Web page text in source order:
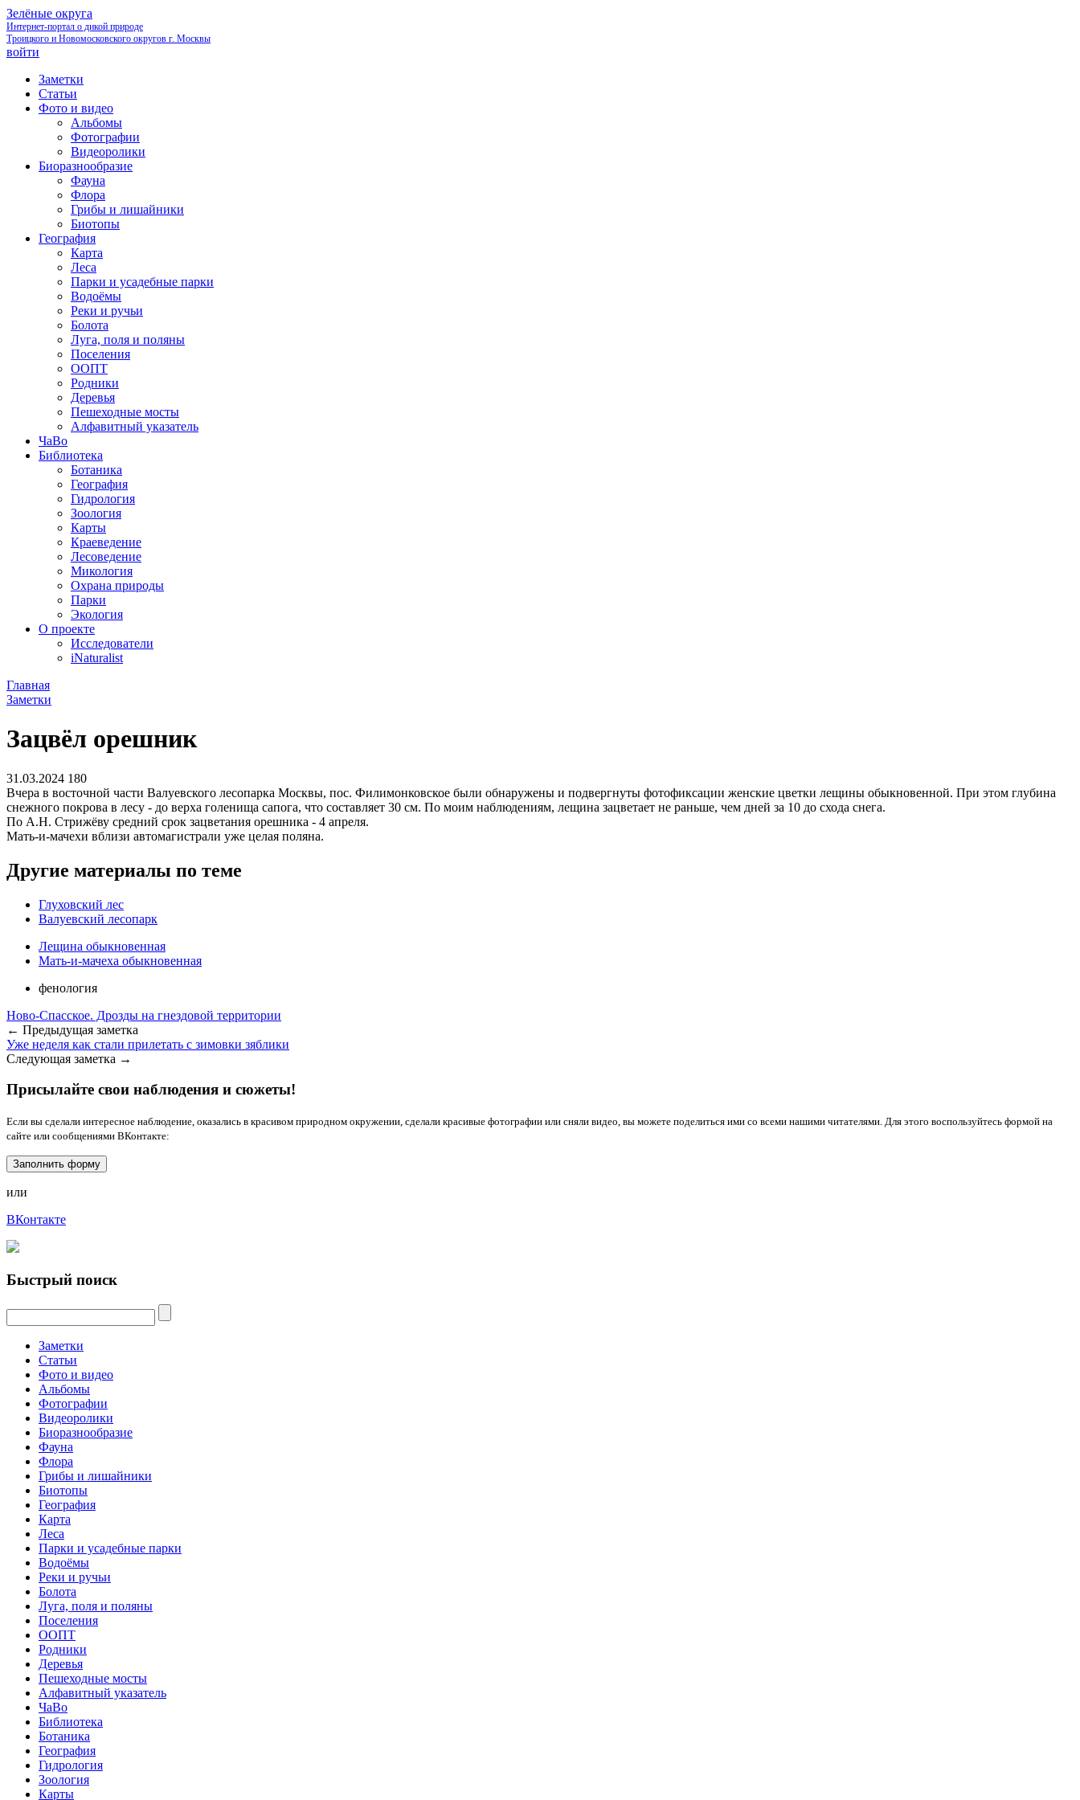
Зелёные округа
Интернет-портал о дикой природе
Троицкого и Новомосковского округов г. Москвы
войти
Заметки
Статьи
Фото и видео
Альбомы
Фотографии
Видеоролики
Биоразнообразие
Фауна
Флора
Грибы и лишайники
Биотопы
География
Карта
Леса
Парки и усадебные парки
Водоёмы
Реки и ручьи
Болота
Луга, поля и поляны
Поселения
ООПТ
Родники
Деревья
Пешеходные мосты
Алфавитный указатель
ЧаВо
Библиотека
Ботаника
География
Гидрология
Зоология
Карты
Краеведение
Лесоведение
Микология
Охрана природы
Парки
Экология
О проекте
Исследователи
iNaturalist
Главная
Заметки
Зацвёл орешник
31.03.2024 180
Вчера в восточной части Валуевского лесопарка Москвы, пос. Филимонковское были обнаружены и подвергнуты фотофиксации женские цветки лещины обыкновенной. При этом глубина
снежного покрова в лесу - до верха голенища сапога, что составляет 30 см. По моим наблюдениям, лещина зацветает не раньше, чем дней за 10 до схода снега.
По А.Н. Стрижёву средний срок зацветания орешника - 4 апреля.
Мать-и-мачехи вблизи автомагистрали уже целая поляна.
Другие материалы по теме
Глуховский лес
Валуевский лесопарк
Лещина обыкновенная
Мать-и-мачеха обыкновенная
фенология
Ново-Спасское. Дрозды на гнездовой территории
← Предыдущая заметка
Уже неделя как стали прилетать с зимовки зяблики
Следующая заметка →
Присылайте свои наблюдения и сюжеты!
Если вы сделали интересное наблюдение, оказались в красивом природном окружении, сделали красивые фотографии или сняли видео, вы можете поделиться ими со всеми нашими читателями. Для этого воспользуйтесь формой на
сайте или сообщениями ВКонтакте:
Заполнить форму
или
ВКонтакте
Быстрый поиск
Заметки
Статьи
Фото и видео
Альбомы
Фотографии
Видеоролики
Биоразнообразие
Фауна
Флора
Грибы и лишайники
Биотопы
География
Карта
Леса
Парки и усадебные парки
Водоёмы
Реки и ручьи
Болота
Луга, поля и поляны
Поселения
ООПТ
Родники
Деревья
Пешеходные мосты
Алфавитный указатель
ЧаВо
Библиотека
Ботаника
География
Гидрология
Зоология
Карты